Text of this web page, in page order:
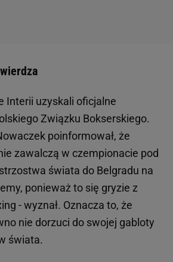
Interii uzyskali oficjalne
Związku Bokserskiego.
poinformował, że
zawalczą w czempionacie pod
świata do Belgradu na
ponieważ to się gryzie z
- wyznał. Oznacza to, że
nie dorzuci do swojej gabloty
świata.